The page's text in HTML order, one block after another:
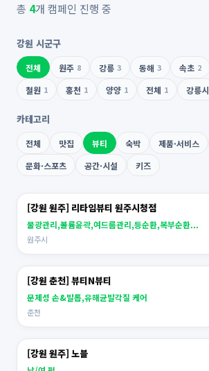
총 4개 캠페인 진행 중
강원 시군구
전체 원주 8 강릉 3 동해 3 속초 2
철원 1 홍천 1 양양 1 전체 1 강릉시
카테고리
전체 맛집 뷰티 숙박 제품·서비스
문화·스포츠
공간·시설 키즈
[강원 원주] 리타임뷰티 원주시청점
물광관리,볼륨윤곽,여드름관리,등순환,복부순환...
원주시
[강원 춘천] 뷰티N뷰티
문제성 손&발톱,유해균발각질 케어
춘천
[강원 원주] 노블